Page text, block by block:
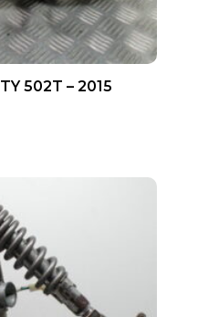
502T – 2015